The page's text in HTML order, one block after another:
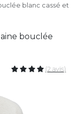
blanc cassé et
bouclée
(2 avis)